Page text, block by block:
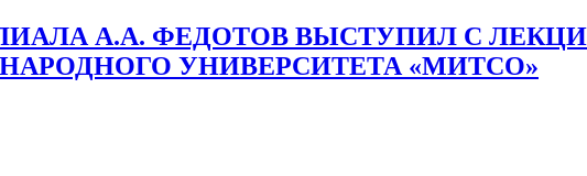
А.А. ФЕДОТОВ ВЫСТУПИЛ С
УНИВЕРСИТЕТА «МИТСО»